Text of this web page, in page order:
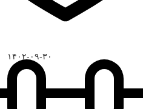
۱۴۰۲-۰۹-۳۰